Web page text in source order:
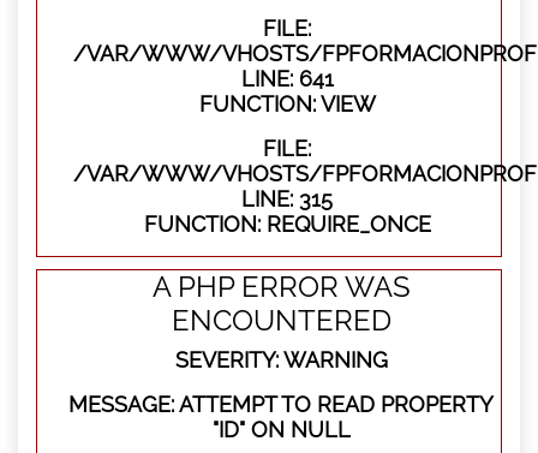
FILE:
/VAR/WWW/VHOSTS/
LINE: 641
FUNCTION: VIEW
FILE:
/VAR/WWW/VHOSTS/
LINE: 315
FUNCTION: REQUIRE_ONCE
A PHP ERROR WAS
ENCOUNTERED
SEVERITY: WARNING
MESSAGE: ATTEMPT TO READ PROPERTY
"ID" ON NULL